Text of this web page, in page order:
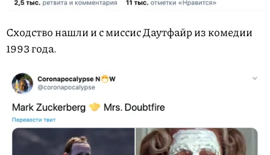
Сходство нашли и с миссис Даутфайр из комедии
1993 года.